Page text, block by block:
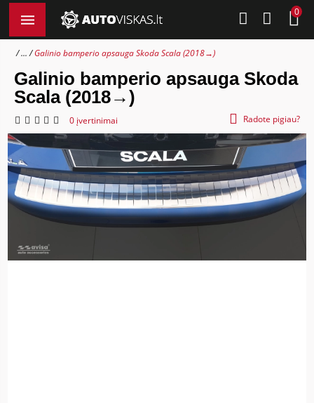
0
... Galinio bamperio apsauga Skoda Scala (2018→)
Galinio bamperio apsauga Skoda
Scala (2018→)
0 įvertinimai Radote pigiau?